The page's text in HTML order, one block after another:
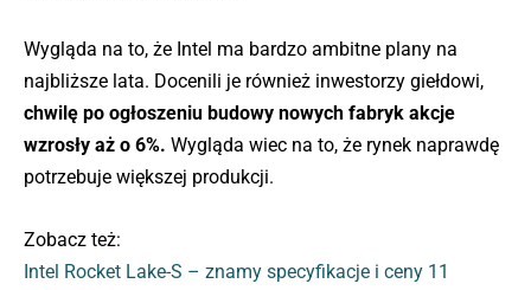
Wygląda na to, że Intel ma bardzo ambitne plany na
najbliższe lata. Docenili je również inwestorzy giełdowi,
chwilę po ogłoszeniu budowy nowych fabryk akcje
wzrosły aż o 6%. Wygląda wiec na to, że rynek naprawdę
potrzebuje większej produkcji.
Zobacz też:
Intel Rocket Lake-S – znamy specyfikacje i ceny 11